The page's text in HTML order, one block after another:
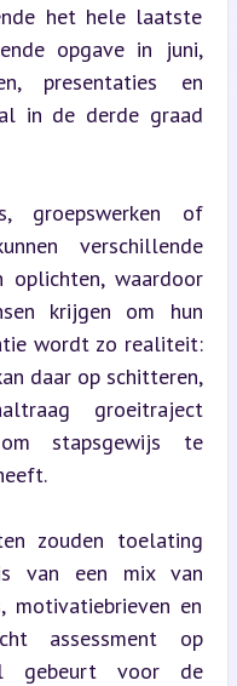
het hele laatste
opgave in juni,
presentaties en
in de derde graad
groepswerken of
verschillende
waardoor
krijgen om hun
wordt zo realiteit:
daar op schitteren,
groeitraject
stapsgewijs te
zouden toelating
van een mix van
motivatiebrieven en
assessment op
gebeurt voor de